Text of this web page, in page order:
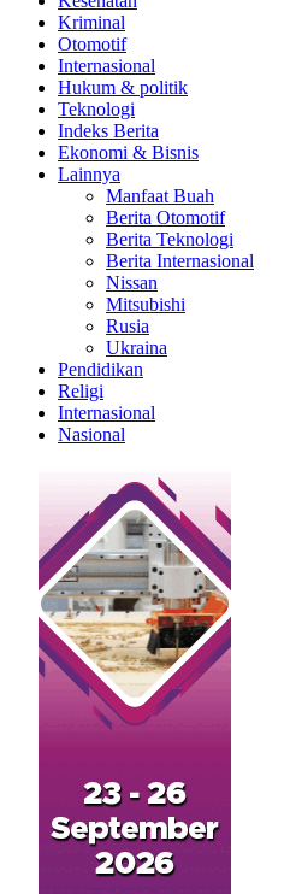
Kriminal
Otomotif
Internasional
Hukum & politik
Teknologi
Indeks Berita
Ekonomi & Bisnis
Lainnya
Manfaat Buah
Berita Otomotif
Berita Teknologi
Berita Internasional
Nissan
Mitsubishi
Rusia
Ukraina
Pendidikan
Religi
Internasional
Nasional